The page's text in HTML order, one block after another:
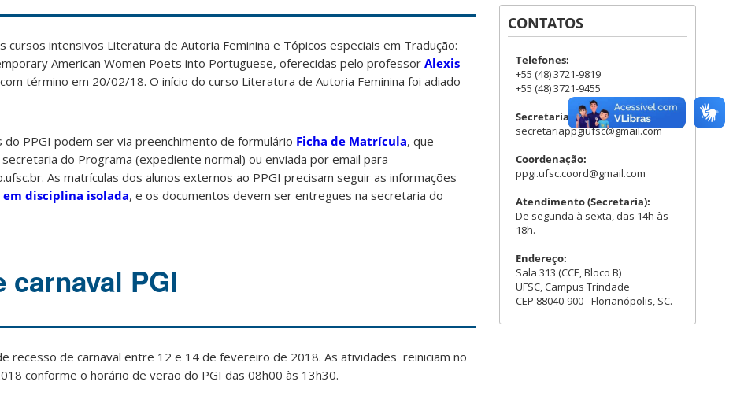
cursos intensivos Literatura de Autoria Feminina e Tópicos especiais em Tradução:
American Women Poets into Portuguese, oferecidas pelo professor Alexis
término em 20/02/18. O início do curso Literatura de Autoria Feminina foi adiado
do PPGI podem ser via preenchimento de formulário Ficha de Matrícula, que
do Programa (expediente normal) ou enviada por email para
As matrículas dos alunos externos ao PPGI precisam seguir as informações
disciplina isolada, e os documentos devem ser entregues na secretaria do
carnaval PGI
recesso de carnaval entre 12 e 14 de fevereiro de 2018. As atividades reiniciam no
conforme o horário de verão do PGI das 08h00 às 13h30.
CONTATOS
Telefones:
+55 (48) 3721-9819
+55 (48) 3721-9455
Secretaria:
secretariappgiufsc@gmail.com
Coordenação:
ppgi.ufsc.coord@gmail.com
Atendimento (Secretaria):
De segunda à sexta, das 14h às
18h.
Endereço:
Sala 313 (CCE, Bloco B)
UFSC, Campus Trindade
CEP 88040-900 - Florianópolis, SC.